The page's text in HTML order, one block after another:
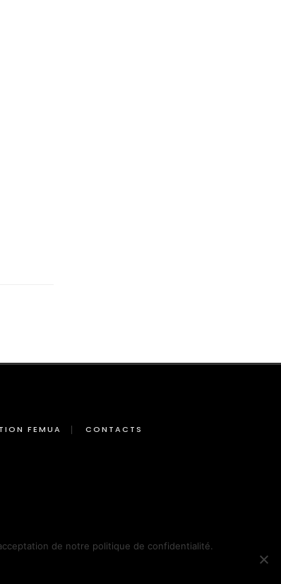
FEMUA CONTACTS
de notre politique de confidentialité.